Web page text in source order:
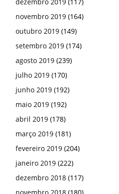
novembro 2019 (164)
outubro 2019 (149)
setembro 2019 (174)
agosto 2019 (239)
julho 2019 (170)
junho 2019 (192)
maio 2019 (192)
abril 2019 (178)
março 2019 (181)
fevereiro 2019 (204)
janeiro 2019 (222)
dezembro 2018 (117)